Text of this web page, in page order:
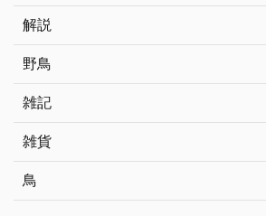
解説
野鳥
雑記
雑貨
鳥